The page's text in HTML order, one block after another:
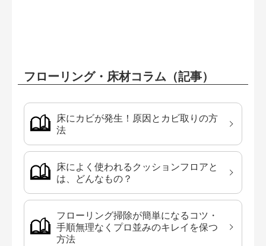
フローリング・床材コラム（記事）
床にカビが発生！原因とカビ取りの方
法
床によく使われるクッションフロアと
は、どんなもの？
フローリング掃除が簡単になるコツ・
手順無理なくプロ並みのキレイを保つ
方法